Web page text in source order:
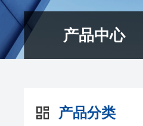
产品中心
产品分类